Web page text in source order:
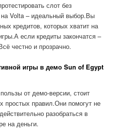
слот без
Volta – идеальный выбор.Вы
кредитов, которых хватит на
если кредиты закончатся –
честно и прозрачно.
игры в демо Sun of Egypt
от демо-версии, стоит
простых правил.Они помогут не
разобраться в
на деньги.